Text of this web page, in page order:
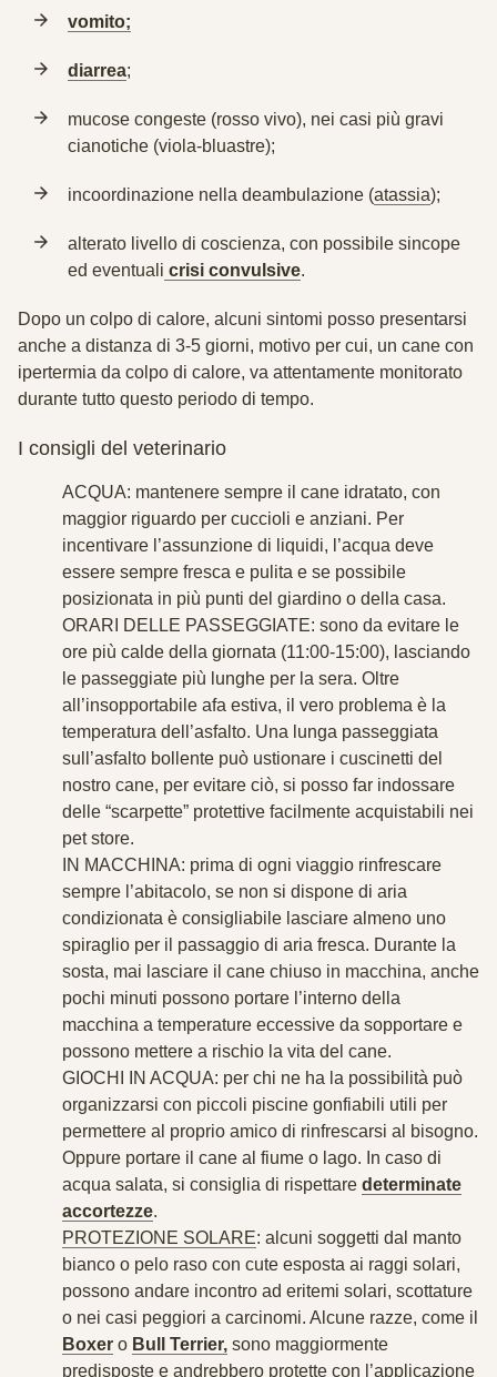
vomito;
diarrea;
mucose congeste (rosso vivo), nei casi più gravi
cianotiche (viola-bluastre);
incoordinazione nella deambulazione (atassia);
alterato livello di coscienza, con possibile sincope
ed eventuali crisi convulsive.
Dopo un colpo di calore, alcuni sintomi posso presentarsi
anche a distanza di 3-5 giorni, motivo per cui, un cane con
ipertermia da colpo di calore, va attentamente monitorato
durante tutto questo periodo di tempo.
I consigli del veterinario
ACQUA: mantenere sempre il cane idratato, con
maggior riguardo per cuccioli e anziani. Per
incentivare l’assunzione di liquidi, l’acqua deve
essere sempre fresca e pulita e se possibile
posizionata in più punti del giardino o della casa.
ORARI DELLE PASSEGGIATE: sono da evitare le
ore più calde della giornata (11:00-15:00), lasciando
le passeggiate più lunghe per la sera. Oltre
all’insopportabile afa estiva, il vero problema è la
temperatura dell’asfalto. Una lunga passeggiata
sull’asfalto bollente può ustionare i cuscinetti del
nostro cane, per evitare ciò, si posso far indossare
delle “scarpette” protettive facilmente acquistabili nei
pet store.
IN MACCHINA: prima di ogni viaggio rinfrescare
sempre l’abitacolo, se non si dispone di aria
condizionata è consigliabile lasciare almeno uno
spiraglio per il passaggio di aria fresca. Durante la
sosta, mai lasciare il cane chiuso in macchina, anche
pochi minuti possono portare l’interno della
macchina a temperature eccessive da sopportare e
possono mettere a rischio la vita del cane.
GIOCHI IN ACQUA: per chi ne ha la possibilità può
organizzarsi con piccoli piscine gonfiabili utili per
permettere al proprio amico di rinfrescarsi al bisogno.
Oppure portare il cane al fiume o lago. In caso di
acqua salata, si consiglia di rispettare determinate
accortezze.
PROTEZIONE SOLARE: alcuni soggetti dal manto
bianco o pelo raso con cute esposta ai raggi solari,
possono andare incontro ad eritemi solari, scottature
o nei casi peggiori a carcinomi. Alcune razze, come il
Boxer o Bull Terrier, sono maggiormente
predisposte e andrebbero protette con l’applicazione